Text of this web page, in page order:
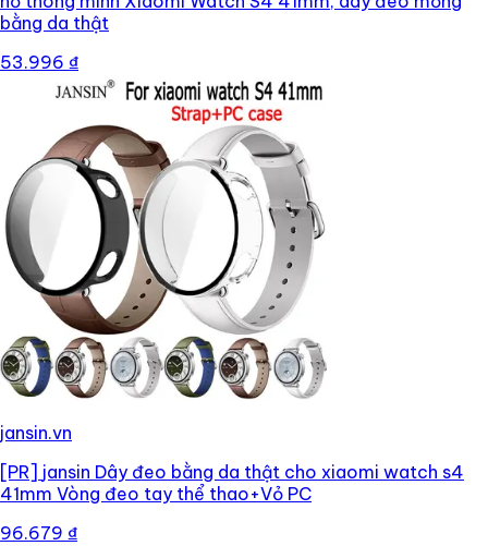
bằng da thật
53.996 ₫
jansin.vn
[PR] jansin Dây đeo bằng da thật cho xiaomi watch s4
41mm Vòng đeo tay thể thao+Vỏ PC
96.679 ₫